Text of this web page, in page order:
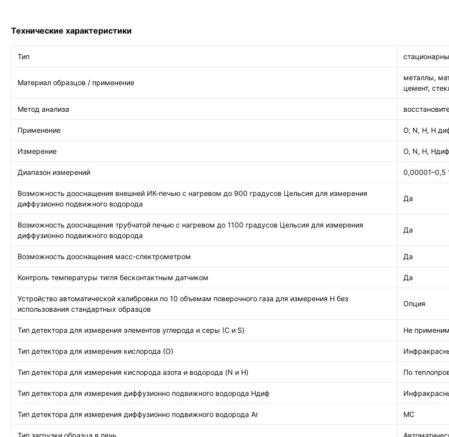
Технические характеристики
Тип
Материал образцов / применение
металлы,
цемент,
Метод анализа
Применение O, N, H, H
Измерение O, N, H,
Диапазон измерений 0,00001–0,5
Возможность дооснащения внешней ИК-печью с нагревом до 900 градусов Цельсия для измерения
диффузионно подвижного водорода
Да
Возможность дооснащения трубчатой печью с нагревом до 1100 градусов Цельсия для измерения
диффузионно подвижного водорода
Да
Возможность дооснащения масс-спектрометром Да
Контроль температуры тигля бесконтактным датчиком Да
Устройство автоматической калибровки по 10 объемам поверочного газа для измерения H без
использования стандартных образцов
Опция
Тип детектора для измерения элементов углерода и серы (С и S) Не
Тип детектора для измерения кислорода (О)
Тип детектора для измерения кислорода азота и водорода (N и H) По
Тип детектора для измерения диффузионно подвижного водорода Hдиф
Тип детектора для измерения диффузионно подвижного водорода Ar МС
Тип загрузки образца в печь